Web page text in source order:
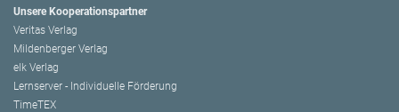
Unsere Kooperationspartner
Veritas Verlag
Mildenberger Verlag
elk Verlag
Lernserver - Individuelle Förderung
TimeTEX